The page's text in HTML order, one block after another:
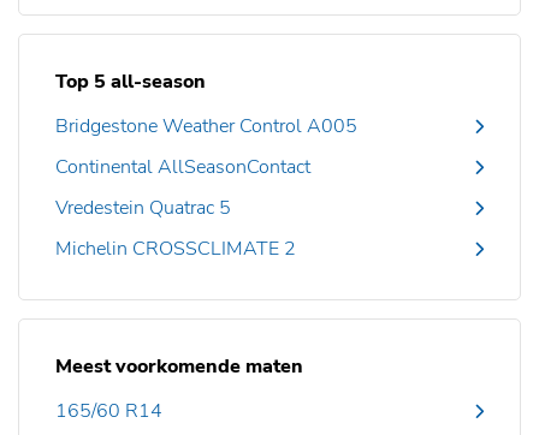
Top 5 all-season
Bridgestone Weather Control A005
Continental AllSeasonContact
Vredestein Quatrac 5
Michelin CROSSCLIMATE 2
Meest voorkomende maten
165/60 R14